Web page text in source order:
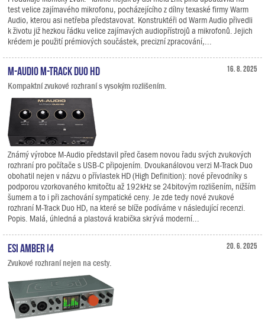
test velice zajímavého mikrofonu, pocházejícího z dílny texaské firmy Warm
Audio, kterou asi netřeba představovat. Konstruktéři od Warm Audio přivedli
k životu již hezkou řádku velice zajímavých audiopřístrojů a mikrofonů. Jejich
krédem je použití prémiových součástek, precizní zpracování,...
16. 8. 2025
M-Audio M-Track Duo HD
Kompaktní zvukové rozhraní s vysokým rozlišením.
Známý výrobce M-Audio představil před časem novou řadu svých zvukových
rozhraní pro počítače s USB-C připojením. Dvoukanálovou verzi M-Track Duo
obohatil nejen v názvu o přívlastek HD (High Definition): nové převodníky s
podporou vzorkovaného kmitočtu až 192kHz se 24bitovým rozlišením, nižším
šumem a to i při zachování sympatické ceny. Je zde tedy nové zvukové
rozhraní M-Track Duo HD, na které se blíže podíváme v následující recenzi.
Popis. Malá, úhledná a plastová krabička skrývá moderní...
20. 6. 2025
ESI Amber i4
Zvukové rozhraní nejen na cesty.